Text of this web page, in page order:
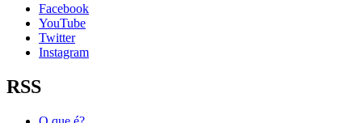
Facebook
YouTube
Twitter
Instagram
RSS